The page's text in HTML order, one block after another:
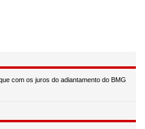
com os juros do adiantamento do BMG